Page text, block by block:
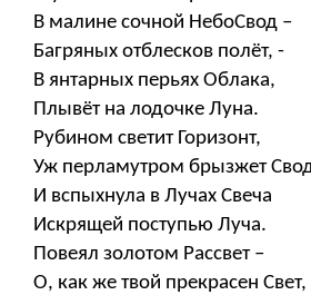
В малине сочной НебоСвод –
Багряных отблесков полёт, -
В янтарных перьях Облака,
Плывёт на лодочке Луна.
Рубином светит Горизонт,
Уж перламутром брызжет
И вспыхнула в Лучах Свеча
Искрящей поступью Луча.
Повеял золотом Рассвет –
О, как же твой прекрасен Свет,